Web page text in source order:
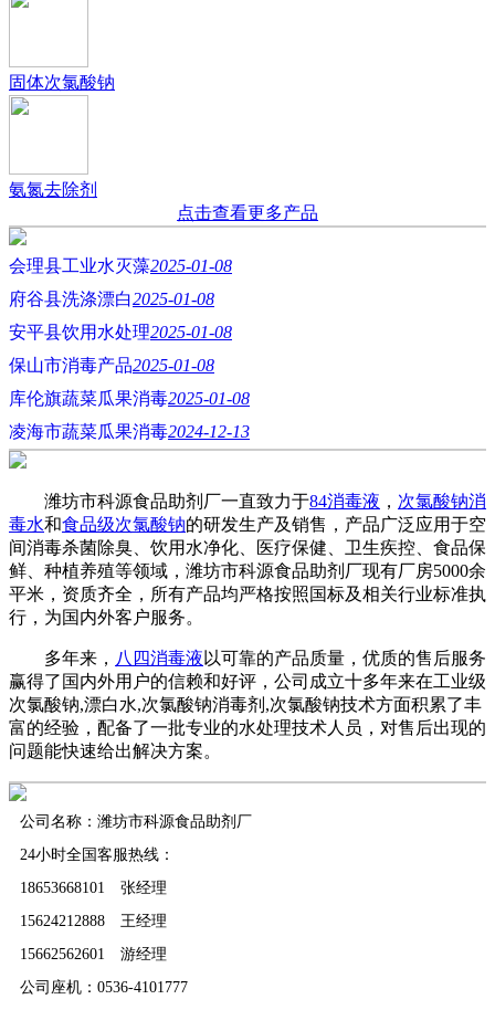
固体次氯酸钠
氨氮去除剂
点击查看更多产品
会理县工业水灭藻2025-01-08
府谷县洗涤漂白2025-01-08
安平县饮用水处理2025-01-08
保山市消毒产品2025-01-08
库伦旗蔬菜瓜果消毒2025-01-08
凌海市蔬菜瓜果消毒2024-12-13
潍坊市科源食品助剂厂一直致力于84消毒液 ， 次氯酸钠消
毒水和食品级次氯酸钠的研发生产及销售，产品广泛应用于空
间消毒杀菌除臭、饮用水净化、医疗保健、卫生疾控、食品保
鲜、种植养殖等领域，潍坊市科源食品助剂厂现有厂房5000余
平米，资质齐全，所有产品均严格按照国标及相关行业标准执
行，为国内外客户服务。
多年来， 八四消毒液 以可靠的产品质量，优质的售后服务
赢得了国内外用户的信赖和好评，公司成立十多年来在工业级
次氯酸钠,漂白水,次氯酸钠消毒剂,次氯酸钠技术方面积累了丰
富的经验，配备了一批专业的水处理技术人员，对售后出现的
问题能快速给出解决方案。
公司名称：潍坊市科源食品助剂厂
24小时全国客服热线：
18653668101 张经理
15624212888 王经理
15662562601 游经理
公司座机：0536-4101777